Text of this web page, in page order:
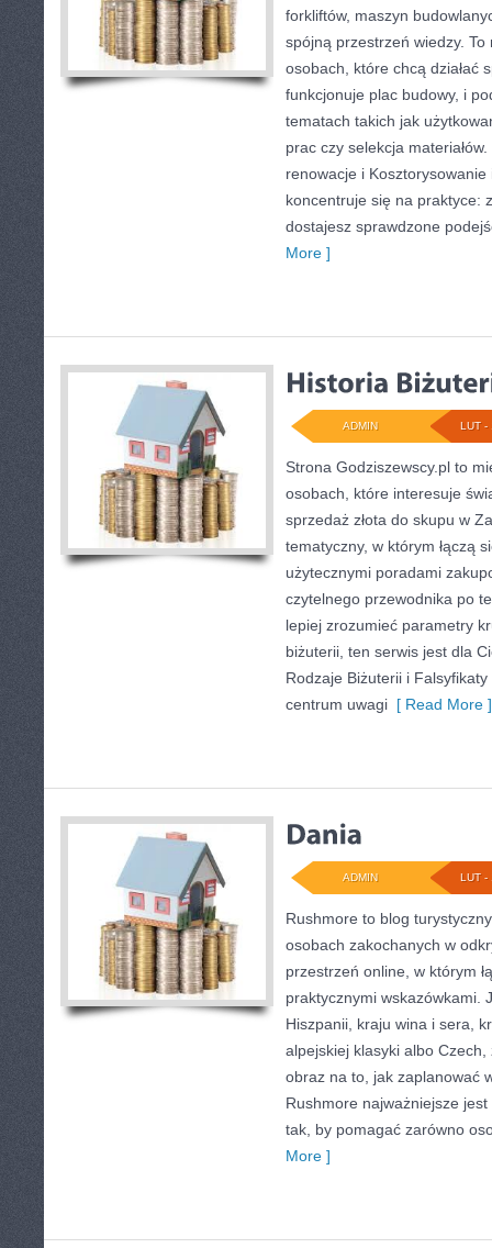
forkliftów, maszyn
spójną przestrzeń wiedzy.
osobach, które chcą działać
funkcjonuje plac budowy, i
tematach takich jak
prac czy selekcja
renowacje i
koncentruje się na praktyce:
dostajesz sprawdzone
More ]
LUT -
ADMIN
Strona Godziszewscy.pl to
osobach, które interesuje
sprzedaż złota do skupu w
tematyczny, w którym łączą
użytecznymi poradami
czytelnego przewodnika po
lepiej zrozumieć parametry
biżuterii, ten serwis jest dla
Rodzaje Biżuterii i
centrum uwagi [ Read More ]
LUT -
ADMIN
Rushmore to blog
osobach zakochanych w
przestrzeń online, w którym
praktycznymi wskazówkami.
Hiszpanii, kraju wina i sera,
alpejskiej klasyki albo
obraz na to, jak zaplanować
Rushmore najważniejsze
tak, by pomagać zarówno
More ]